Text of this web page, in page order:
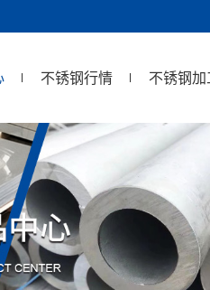
不锈钢行情 不锈钢